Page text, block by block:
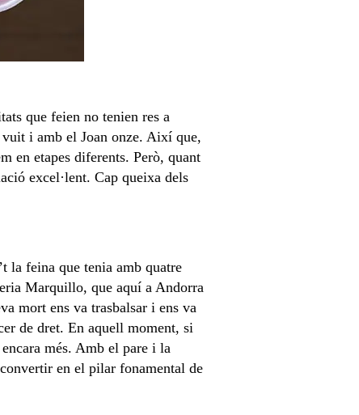
que feien no tenien res a
i amb el Joan onze. Així que,
en etapes diferents. Però, quant
excel·lent. Cap queixa dels
la feina que tenia amb quatre
Marquillo, que aquí a Andorra
mort ens va trasbalsar i ens va
de dret. En aquell moment, si
més. Amb el pare i la
en el pilar fonamental de